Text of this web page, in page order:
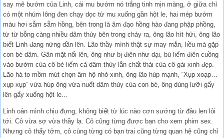
say mê bướm của Linh, cái mu bướm nó trắng tinh mịn màng, ở giữa chỉ
có một nhúm lông đen chạy dọc từ mu xuống gần hột le, hai mép bướm
màu hơi sẫm sẫm hồng, bên trong là âm đạo hồng hào đang phập phồng,
từ từ bỗng càng nhiều dâm thủy bên trong chảy ra, ông lão hít hửi, ông lão
biết Linh đang nứng dần lên. Lão thầy mình thật sự may mắn, liều mà gặp
con bé dâm. Gân mặt nổi lên, ông như bị điên như dại, bú liếm điên cuồng
vào bướm của cô bé liếm cả dâm thủy lẫn chất thải của cô gái xinh đẹp.
Lão há to mồm mút chọn âm hộ nhỏ xinh, ông lão húp mạnh, “Xụp xoạp…
xụp xụp” vừa húp ông vừa nuốt dâm thủy của con bé, ông dùng lưỡi gẩy
lên gẩy xuống hột le…
Linh oản mình chịu đựng, không biết từ lúc nào cơn sướng từ đâu len lỏi
tới. Cô vừa sợ vừa thầy lạ. Cô cũng từng được bạn cho xem phim sex.
Nhưng cô thấy tởm, cô cùng từng có bạn trai cũng từng quan hệ cũng chỉ